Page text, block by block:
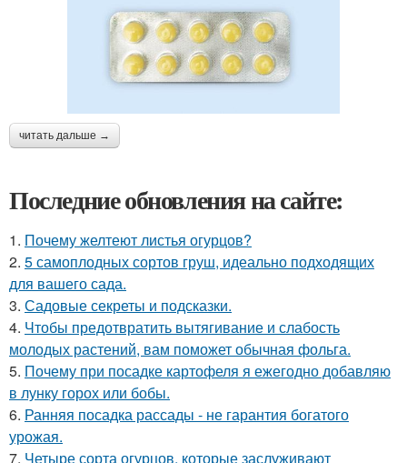
читать дальше →
Последние обновления на сайте:
1. Почему желтеют листья огурцов?
2. 5 самоплодных сортов груш, идеально подходящих
для вашего сада.
3. Садовые секреты и подсказки.
4. Чтобы предотвратить вытягивание и слабость
молодых растений, вам поможет обычная фольга.
5. Почему при посадке картофеля я ежегодно добавляю
в лунку горох или бобы.
6. Ранняя посадка рассады - не гарантия богатого
урожая.
7. Четыре сорта огурцов, которые заслуживают